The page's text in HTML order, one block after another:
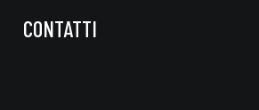
CONTATTI